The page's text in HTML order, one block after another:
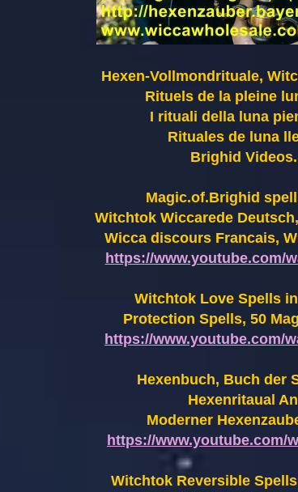
Hexen-Vollmondrituale,
Rituels de la pleine
I rituali della luna
Rituales de luna
Brighid
Magic.of.Brighid
Witchtok Wiccarede
Wicca discours Francais,
https://www.youtube.com/
Witchtok Love Spells
Protection Spells, 50
https://www.youtube.com/
Hexenbuch, Buch der
Hexenritaual
Moderner
https://www.youtube.com/
Witchtok Reversible